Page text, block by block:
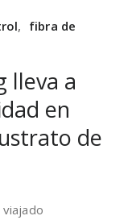
, fibra de
lleva a
en
de